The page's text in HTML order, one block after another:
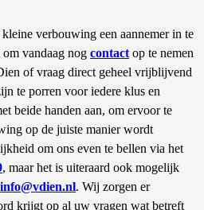
verbouwing een aannemer in te
vandaag nog contact op te nemen
of vraag direct geheel vrijblijvend
te porren voor iedere klus en
beide handen aan, om ervoor te
op de juiste manier wordt
om ons even te bellen via het
, maar het is uiteraard ook mogelijk
info@vdien.nl. Wij zorgen er
krijgt op al uw vragen wat betreft